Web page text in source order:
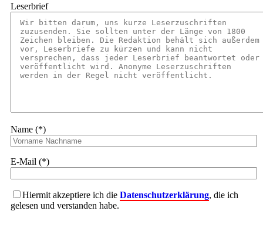
Leserbrief
Name (*)
E-Mail (*)
Hiermit akzeptiere ich die Datenschutzerklärung, die ich
gelesen und verstanden habe.